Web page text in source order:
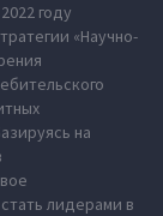
году
«Научно-
на
лидерами в